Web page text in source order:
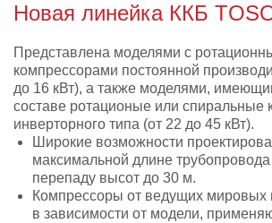
Новая линейка ККБ
Представлена моделями с
компрессорами постоянной
до 16 кВт), а также моделями,
составе ротационые или спиральные
инверторного типа (от 22 до 45 кВт).
Широкие возможности
максимальной длине
перепаду высот до 30 м.
Компрессоры от ведущих мировых
в зависимости от модели,